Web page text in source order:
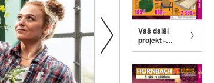
Váš další
projekt -
Vybavení